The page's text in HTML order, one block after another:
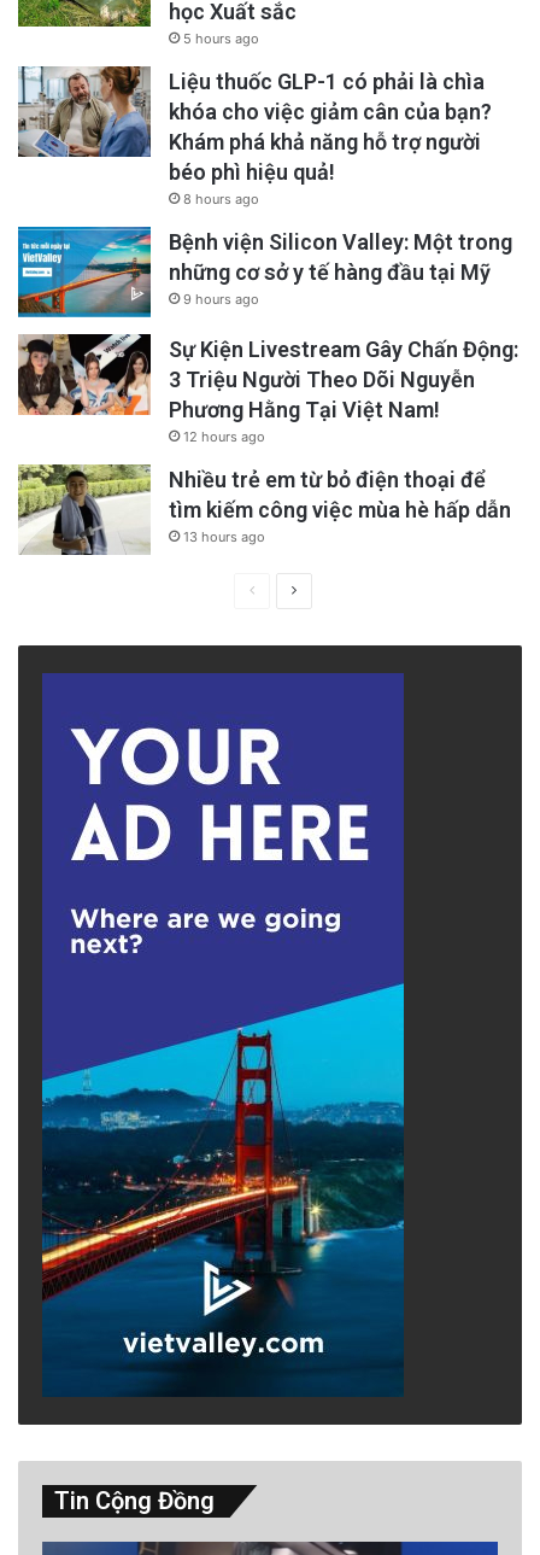
học Xuất sắc
5 hours ago
Liệu thuốc GLP-1 có phải là chìa
khóa cho việc giảm cân của bạn?
Khám phá khả năng hỗ trợ người
béo phì hiệu quả!
8 hours ago
Bệnh viện Silicon Valley: Một trong
những cơ sở y tế hàng đầu tại Mỹ
9 hours ago
Sự Kiện Livestream Gây Chấn Động:
3 Triệu Người Theo Dõi Nguyễn
Phương Hằng Tại Việt Nam!
12 hours ago
Nhiều trẻ em từ bỏ điện thoại để
tìm kiếm công việc mùa hè hấp dẫn
13 hours ago
PreviousNext
Tin Cộng Đồng